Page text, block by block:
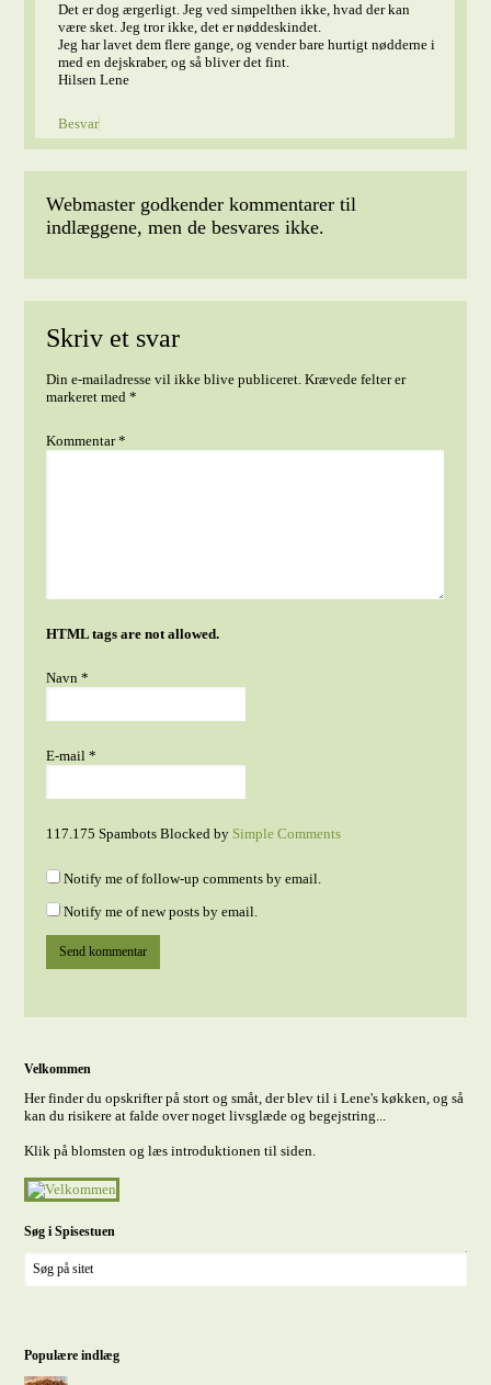
Det er dog ærgerligt. Jeg ved simpelthen ikke, hvad der kan
være sket. Jeg tror ikke, det er nøddeskindet.
Jeg har lavet dem flere gange, og vender bare hurtigt nødderne i
med en dejskraber, og så bliver det fint.
Hilsen Lene
Besvar
Webmaster godkender kommentarer til
indlæggene, men de besvares ikke.
Skriv et svar
Din e-mailadresse vil ikke blive publiceret. Krævede felter er
markeret med*
Kommentar*
HTML tags are not allowed.
Navn*
E-mail*
117.175 Spambots Blocked by Simple Comments
Notify me of follow-up comments by email.
Notify me of new posts by email.
Velkommen
Her finder du opskrifter på stort og småt, der blev til i Lene's køkken, og så
kan du risikere at falde over noget livsglæde og begejstring...
Klik på blomsten og læs introduktionen til siden.
Søg i Spisestuen
Populære indlæg